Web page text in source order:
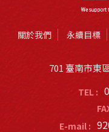
關於我們 永續目標
701 臺南市東
TEL :
E-mail :